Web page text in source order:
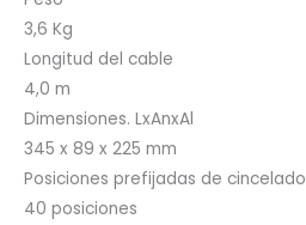
3,6 Kg
Longitud del cable
4,0 m
Dimensiones. LxAnxAl
345 x 89 x 225 mm
Posiciones prefijadas de cincelado
40 posiciones